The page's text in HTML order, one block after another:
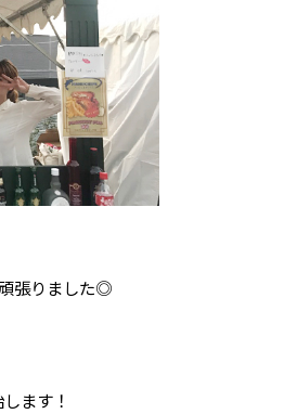
張りました◎
ます！